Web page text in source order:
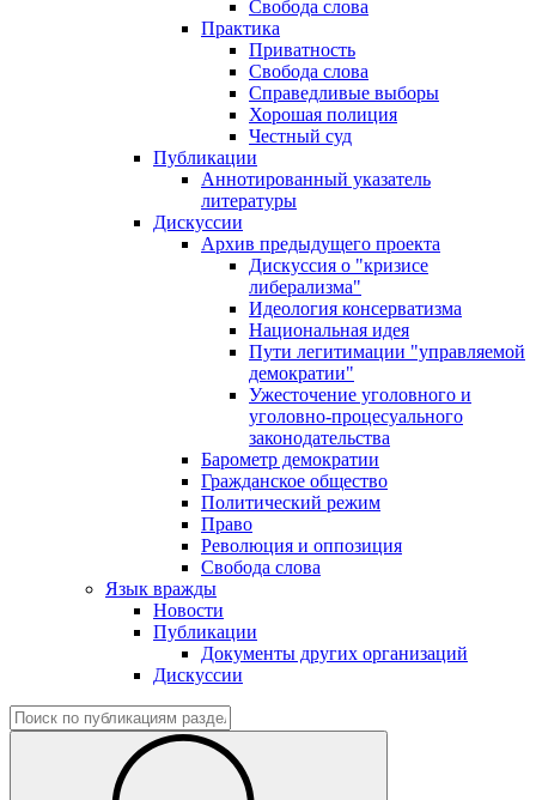
Свобода слова
Практика
Приватность
Свобода слова
Справедливые выборы
Хорошая полиция
Честный суд
Публикации
Аннотированный указатель
литературы
Дискуссии
Архив предыдущего проекта
Дискуссия о "кризисе
либерализма"
Идеология консерватизма
Национальная идея
Пути легитимации "управляемой
демократии"
Ужесточение уголовного и
уголовно-процесуального
законодательства
Барометр демократии
Гражданское общество
Политический режим
Право
Революция и оппозиция
Свобода слова
Язык вражды
Новости
Публикации
Документы других организаций
Дискуссии